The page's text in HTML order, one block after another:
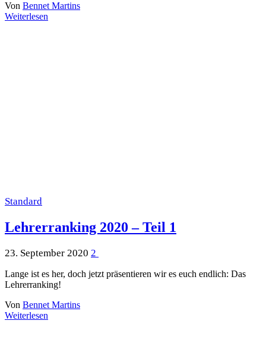
Von Bennet Martins
Weiterlesen
Standard
Lehrerranking 2020 – Teil 1
23. September 2020 2
Lange ist es her, doch jetzt präsentieren wir es euch endlich: Das
Lehrerranking!
Von Bennet Martins
Weiterlesen